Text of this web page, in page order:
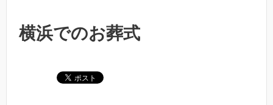
横浜でのお葬式